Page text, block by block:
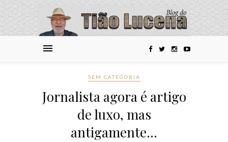
SEM CATEGORIA
Jornalista agora é artigo
de luxo, mas
antigamente…